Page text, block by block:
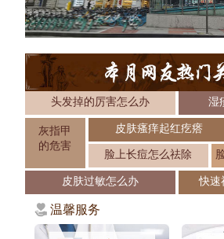
头发掉的厉害怎么办 湿
灰指甲
的危害
皮肤瘙痒起红疙瘩
脸上长痘怎么祛除
皮肤过敏怎么办 快速
温馨服务